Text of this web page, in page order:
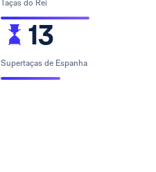
Taças do Rei
13
Supertaças de Espanha